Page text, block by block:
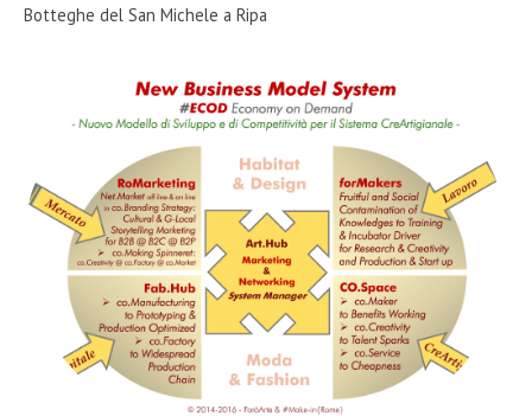
Botteghe del San Michele a Ripa